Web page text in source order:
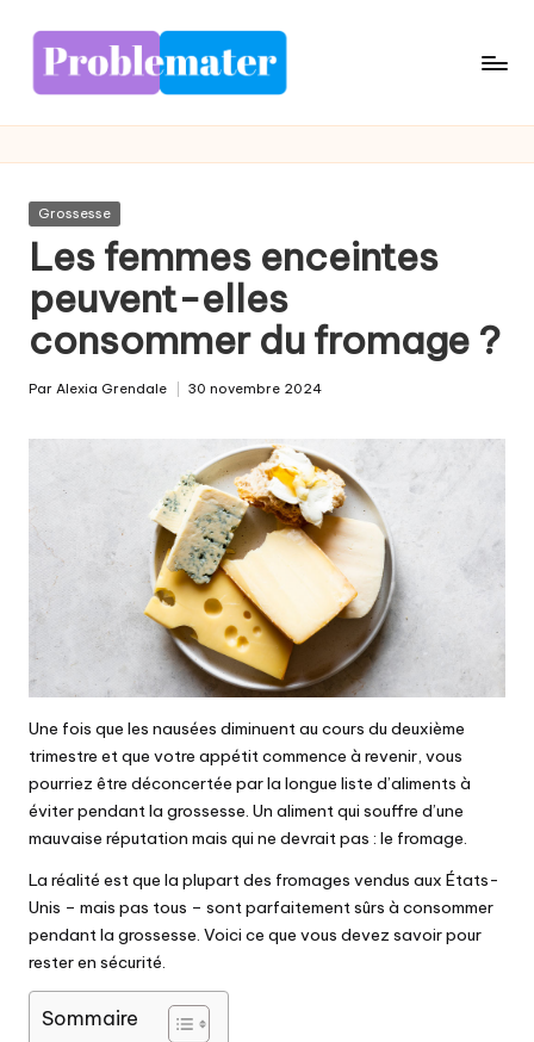
Posted
Grossesse
Les femmes enceintes
peuvent-elles
consommer du fromage ?
Par Alexia Grendale 30 novembre 2024
Une fois que les nausées diminuent au cours du deuxième
trimestre et que votre appétit commence à revenir, vous
pourriez être déconcertée par la longue liste d’aliments à
éviter pendant la grossesse. Un aliment qui souffre d’une
mauvaise réputation mais qui ne devrait pas : le fromage.
La réalité est que la plupart des fromages vendus aux États-
Unis – mais pas tous – sont parfaitement sûrs à consommer
pendant la grossesse. Voici ce que vous devez savoir pour
rester en sécurité.
Sommaire